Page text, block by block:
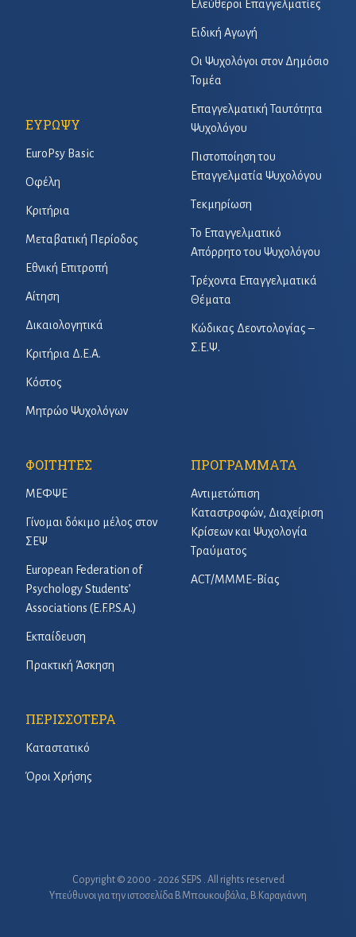
Ελεύθεροι Επαγγελματίες
Ειδική Αγωγή
Οι Ψυχολόγοι στον Δημόσιο
Τομέα
Επαγγελματική Ταυτότητα
Ψυχολόγου
Πιστοποίηση του
Επαγγελματία Ψυχολόγου
Τεκμηρίωση
Το Επαγγελματικό
Απόρρητο του Ψυχολόγου
Τρέχοντα Επαγγελματικά
Θέματα
Κώδικας Δεοντολογίας –
Σ.Ε.Ψ.
ΕΥΡΩΨΥ
EuroPsy Basic
Οφέλη
Κριτήρια
Μεταβατική Περίοδος
Εθνική Επιτροπή
Αίτηση
Δικαιολογητικά
Κριτήρια Δ.Ε.Α.
Κόστος
Μητρώο Ψυχολόγων
ΦΟΙΤΗΤΕΣ
ΜΕΦΨΕ
Γίνομαι δόκιμο μέλος στον
ΣΕΨ
European Federation of
Psychology Students’
Associations (E.F.P.S.A.)
Εκπαίδευση
Πρακτική Άσκηση
ΠΡΟΓΡΑΜΜΑΤΑ
Αντιμετώπιση
Καταστροφών, Διαχείριση
Κρίσεων και Ψυχολογία
Τραύματος
ACT/ΜΜΜΕ-Βίας
ΠΕΡΙΣΣΟΤΕΡΑ
Καταστατικό
Όροι Χρήσης
Copyright © 2000 - 2026 SEPS . All rights reserved
Υπεύθυνοι για την ιστοσελίδα B.Μπουκουβάλα, Β.Καραγιάννη